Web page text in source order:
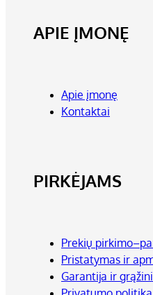
APIE ĮMONĘ
Apie įmonę
Kontaktai
PIRKĖJAMS
Prekių
Pristatymas ir
Garantija ir